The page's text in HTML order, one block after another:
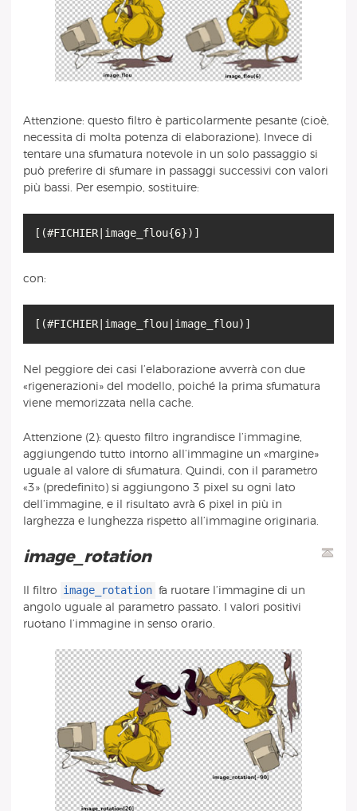
Attenzione: questo filtro è particolarmente pesante (cioè,
necessita di molta potenza di elaborazione). Invece di
tentare una sfumatura notevole in un solo passaggio si
può preferire di sfumare in passaggi successivi con valori
più bassi. Per esempio, sostituire:
con:
Nel peggiore dei casi l’elaborazione avverrà con due
«rigenerazioni» del modello, poiché la prima sfumatura
viene memorizzata nella cache.
Attenzione (2): questo filtro ingrandisce l’immagine,
aggiungendo tutto intorno all’immagine un «margine»
uguale al valore di sfumatura. Quindi, con il parametro
«3» (predefinito) si aggiungono 3 pixel su ogni lato
dell’immagine, e il risultato avrà 6 pixel in più in
larghezza e lunghezza rispetto all’immagine originaria.
image_rotation
Il filtro image_rotation fa ruotare l’immagine di un
angolo uguale al parametro passato. I valori positivi
ruotano l’immagine in senso orario.